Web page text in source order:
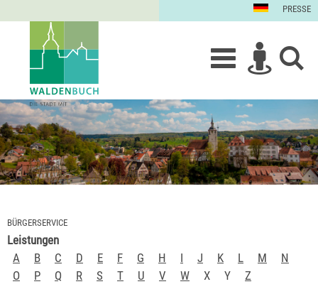
PRESSE
BÜRGERSERVICE
Leistungen
A
B C D E F G H I J K L M
N
O
P Q R S T U V W X Y Z